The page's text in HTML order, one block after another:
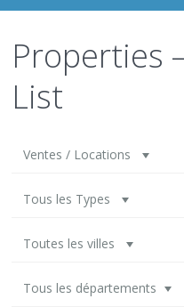
Properties
List
Ventes / Locations
Tous les Types
Toutes les villes
Tous les départements